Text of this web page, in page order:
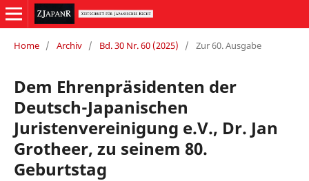
Home / Archiv / Bd. 30 Nr. 60 (2025) / Zur 60. Ausgabe
Dem Ehrenpräsidenten der
Deutsch-Japanischen
Juristenvereinigung e.V., Dr. Jan
Grotheer, zu seinem 80.
Geburtstag